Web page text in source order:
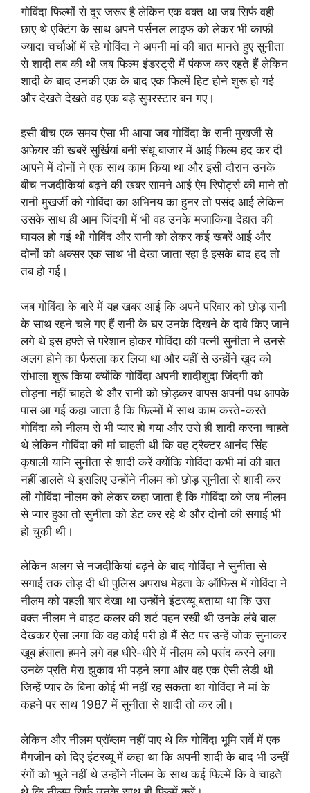
गोविंदा फिल्मों से दूर जरूर है लेकिन एक वक्त था जब सिर्फ वही
छाए थे एक्टिंग के साथ अपने पर्सनल लाइफ को लेकर भी काफी
ज्यादा चर्चाओं में रहे गोविंदा ने अपनी मां की बात मानते हुए सुनीता
से शादी तब की थी जब फिल्म इंडस्ट्री में पंकज कर रहते हैं लेकिन
शादी के बाद उनकी एक के बाद एक फिल्में हिट होने शुरू हो गई
और देखते देखते वह एक बड़े सुपरस्टार बन गए।
इसी बीच एक समय ऐसा भी आया जब गोविंदा के रानी मुखर्जी से
अफेयर की खबरें सुर्खियां बनी संधू बाजार में आई फिल्म हद कर दी
आपने में दोनों ने एक साथ काम किया था और इसी दौरान उनके
बीच नजदीकियां बढ़ने की खबर सामने आई ऐम रिपोर्ट्स की माने तो
रानी मुखर्जी को गोविंदा का अभिनय का हुनर तो पसंद आई लेकिन
उसके साथ ही आम जिंदगी में भी वह उनके मजाकिया देहात की
घायल हो गई थी गोविंद और रानी को लेकर कई खबरें आई और
दोनों को अक्सर एक साथ भी देखा जाता रहा है इसके बाद हद तो
तब हो गई।
जब गोविंदा के बारे में यह खबर आई कि अपने परिवार को छोड़ रानी
के साथ रहने चले गए हैं रानी के घर उनके दिखने के दावे किए जाने
लगे थे इस हफ्ते से परेशान होकर गोविंदा की पत्नी सुनीता ने उनसे
अलग होने का फैसला कर लिया था और यहीं से उन्होंने खुद को
संभाला शुरू किया क्योंकि गोविंदा अपनी शादीशुदा जिंदगी को
तोड़ना नहीं चाहते थे और रानी को छोड़कर वापस अपनी पथ आपके
पास आ गई कहा जाता है कि फिल्मों में साथ काम करते-करते
गोविंदा को नीलम से भी प्यार हो गया और उसे ही शादी करना चाहते
थे लेकिन गोविंदा की मां चाहती थी कि वह ट्रैक्टर आनंद सिंह
कृषाली यानि सुनीता से शादी करें क्योंकि गोविंदा कभी मां की बात
नहीं डालते थे इसलिए उन्होंने नीलम को छोड़ सुनीता से शादी कर
ली गोविंदा नीलम को लेकर कहा जाता है कि गोविंदा को जब नीलम
से प्यार हुआ तो सुनीता को डेट कर रहे थे और दोनों की सगाई भी
हो चुकी थी।
लेकिन अलग से नजदीकियां बढ़ने के बाद गोविंदा ने सुनीता से
सगाई तक तोड़ दी थी पुलिस अपराध मेहता के ऑफिस में गोविंदा ने
नीलम को पहली बार देखा था उन्होंने इंटरव्यू बताया था कि उस
वक्त नीलम ने वाइट कलर की शर्ट पहन रखी थी उनके लंबे बाल
देखकर ऐसा लगा कि वह कोई परी हो मैं सेट पर उन्हें जोक सुनाकर
खूब हंसाता हमने लगे वह धीरे-धीरे में नीलम को पसंद करने लगा
उनके प्रति मेरा झुकाव भी पड़ने लगा और वह एक ऐसी लेडी थी
जिन्हें प्यार के बिना कोई भी नहीं रह सकता था गोविंदा ने मां के
कहने पर साथ 1987 में सुनीता से शादी तो कर ली।
लेकिन और नीलम प्रॉब्लम नहीं पाए थे कि गोविंदा भूमि सर्वे में एक
मैगजीन को दिए इंटरव्यू में कहा था कि अपनी शादी के बाद भी उन्हीं
रंगों को भूले नहीं थे उन्होंने नीलम के साथ कई फिल्में कि वे चाहते